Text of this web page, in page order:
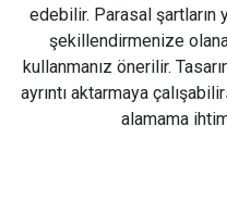
edebilir. Parasal şartların
şekillendirmenize
kullanmanız önerilir.
ayrıntı aktarmaya
alamama